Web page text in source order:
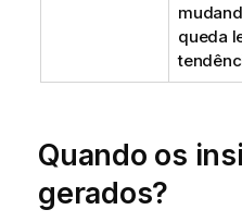
queda
Quando os
gerados?